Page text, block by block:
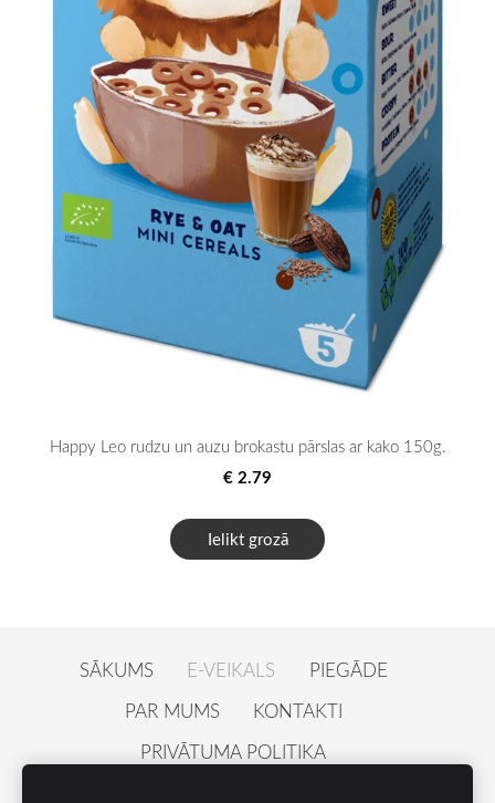
Happy Leo rudzu un auzu brokastu pārslas ar kako 150g.
€ 2.79
Ielikt grozā
SĀKUMS E-VEIKALS
PIEGĀDE
PAR MUMS
KONTAKTI
PRIVĀTUMA POLITIKA